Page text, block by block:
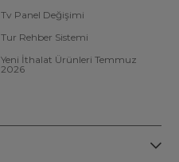
Tv Panel Değişimi
Tur Rehber Sistemi
Yeni İthalat Ürünleri Temmuz
2026